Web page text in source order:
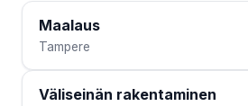
Maalaus
Tampere
Väliseinän rakentaminen